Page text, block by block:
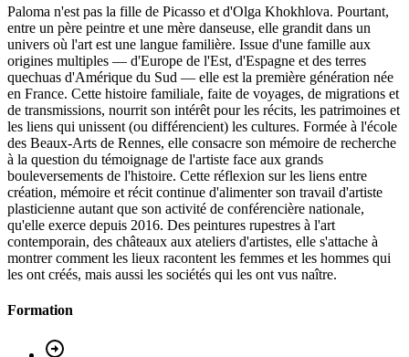
Paloma n'est pas la fille de Picasso et d'Olga Khokhlova. Pourtant,
entre un père peintre et une mère danseuse, elle grandit dans un
univers où l'art est une langue familière. Issue d'une famille aux
origines multiples — d'Europe de l'Est, d'Espagne et des terres
quechuas d'Amérique du Sud — elle est la première génération née
en France. Cette histoire familiale, faite de voyages, de migrations et
de transmissions, nourrit son intérêt pour les récits, les patrimoines et
les liens qui unissent (ou différencient) les cultures. Formée à l'école
des Beaux-Arts de Rennes, elle consacre son mémoire de recherche
à la question du témoignage de l'artiste face aux grands
bouleversements de l'histoire. Cette réflexion sur les liens entre
création, mémoire et récit continue d'alimenter son travail d'artiste
plasticienne autant que son activité de conférencière nationale,
qu'elle exerce depuis 2016. Des peintures rupestres à l'art
contemporain, des châteaux aux ateliers d'artistes, elle s'attache à
montrer comment les lieux racontent les femmes et les hommes qui
les ont créés, mais aussi les sociétés qui les ont vus naître.
Formation